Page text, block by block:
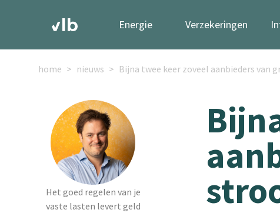
Energie Verzekeringen
home nieuws Bijna twee keer zoveel aanbieders van
Het goed regelen van je
vaste lasten levert geld